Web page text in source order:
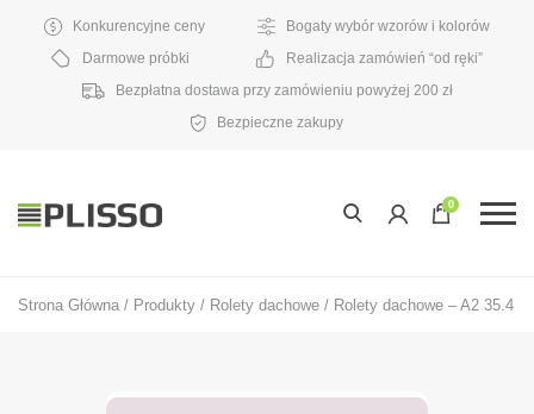
Konkurencyjne ceny
Bogaty wybór wzorów i kolorów
Darmowe próbki
Realizacja zamówień “od ręki”
Bezpłatna dostawa przy zamówieniu powyżej 200 zł
Bezpieczne zakupy
0
Strona Główna / Produkty / Rolety dachowe / Rolety dachowe – A2 35.4